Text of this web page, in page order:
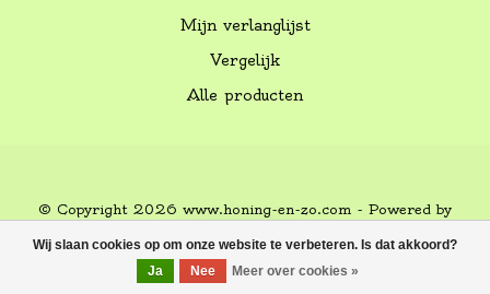
Wij slaan cookies op om onze website te verbeteren. Is dat akkoord?
Ja
Nee Meer over cookies »
Mijn verlanglijst
Vergelijk
Alle producten
© Copyright 2026 www.honing-en-zo.com - Powered by
Lightspeed-Lightspeed designbyDyvelopment
FILTERS